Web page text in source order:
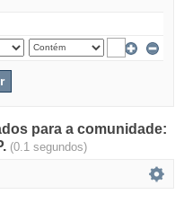
para a comunidade:
(0.1 segundos)